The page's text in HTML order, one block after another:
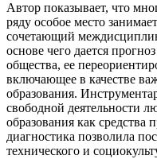
Автор показывает, что
ряду особое место
сочетающий
основе чего дается
общества, ее
включающее в качестве
образования.
свободной деятельности
образования как
диагностика позволила
технического и